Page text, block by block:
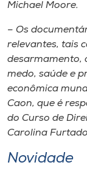
Museu
Unoesc
Store
Selecione
Michael Moore.
– Os
relevantes, tais
desarmamento,
medo, saúde e
econômica
Caon, que é
do Curso de
Carolina
Novidade